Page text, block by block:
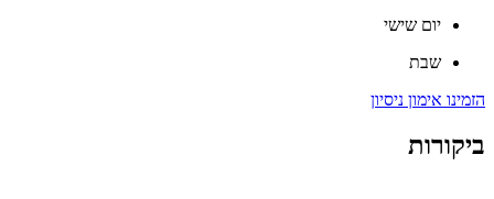
יום שישי
שבת
הזמינו אימון ניסיון
ביקורות